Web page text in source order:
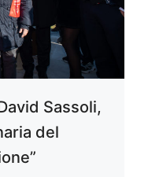
Sassoli,
del